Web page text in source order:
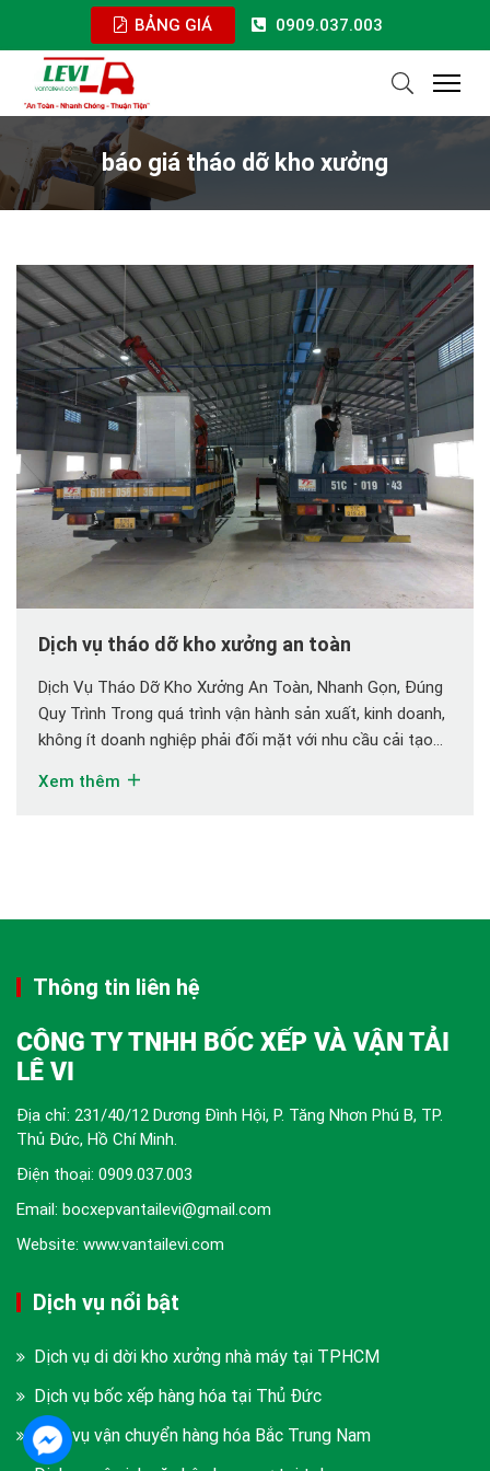
BẢNG GIÁ 0909.037.003
báo giá tháo dỡ kho xưởng
Dịch vụ tháo dỡ kho xưởng an toàn
Dịch Vụ Tháo Dỡ Kho Xưởng An Toàn, Nhanh Gọn, Đúng
Quy Trình Trong quá trình vận hành sản xuất, kinh doanh,
không ít doanh nghiệp phải đối mặt với nhu cầu cải tạo
công trình cũ để tái đầu tư. Đây là […]
Xem thêm
Thông tin liên hệ
CÔNG TY TNHH BỐC XẾP VÀ VẬN TẢI
LÊ VI
Địa chỉ: 231/40/12 Dương Đình Hội, P. Tăng Nhơn Phú B, TP.
Thủ Đức, Hồ Chí Minh.
Điện thoại: 0909.037.003
Email: bocxepvantailevi@gmail.com
Website: www.vantailevi.com
Dịch vụ nổi bật
Dịch vụ di dời kho xưởng nhà máy tại TPHCM
Dịch vụ bốc xếp hàng hóa tại Thủ Đức
Dịch vụ vận chuyển hàng hóa Bắc Trung Nam